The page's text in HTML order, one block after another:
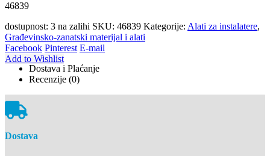
46839
dostupnost: 3 na zalihi SKU: 46839 Kategorije: Alati za instalatere,
Građevinsko-zanatski materijal i alati
Facebook Pinterest E-mail
Add to Wishlist
Dostava i Plaćanje
Recenzije (0)
Dostava